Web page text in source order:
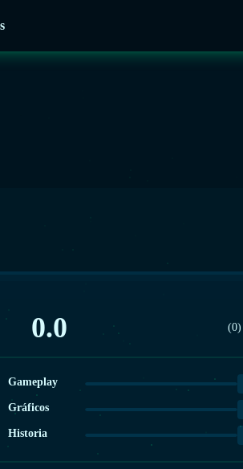
0.0 (0)
Gameplay
Gráficos
Historia